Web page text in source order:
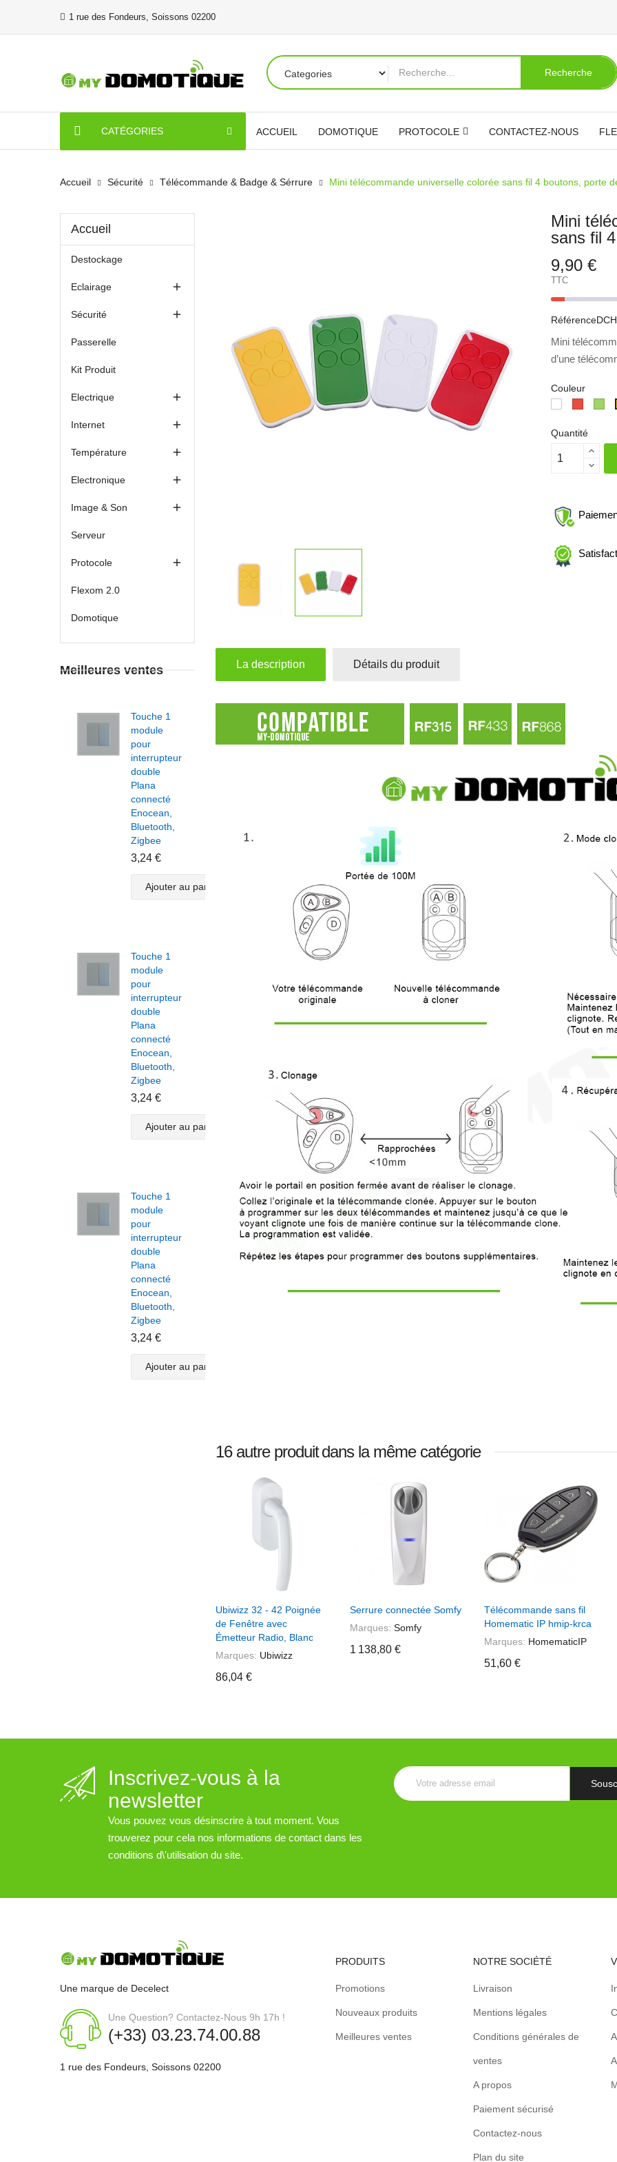
1 rue des Fondeurs, Soissons 02200
Recherche
CATÉGORIES ACCUEIL DOMOTIQUE PROTOCOLE CONTACTEZ-NOUS
Accueil Sécurité Télécommande & Badge & Sérrure Mini télécommande universelle colorée sans fil 4 boutons, porte
Accueil
Destockage
Eclairage 
Sécurité 
Passerelle
Kit Produit
Electrique 
Internet 
Température 
Electronique 
Image & Son 
Serveur
Protocole 
Flexom 2.0
Domotique
Meilleures ventes
Touche 1
module
pour
interrupteur
double
Plana
connecté
Enocean,
Bluetooth,
Zigbee
3,24 €
Ajouter au panier
Touche 1
module
pour
interrupteur
double
Plana
connecté
Enocean,
Bluetooth,
Zigbee
3,24 €
Ajouter au panier
Touche 1
module
pour
interrupteur
double
Plana
connecté
Enocean,
Bluetooth,
Zigbee
3,24 €
Ajouter au panier
Touche 1
module
pour
Ajouter au panier
Touche 1
volet
roulant
interrupteur
Enocean,
Bluetooth,
Zigbee
3,82 €
Ajouter au panier
Touche 1
module
volet
roulant
interrupteur
module
volet
interrupteur
Plana
3,82 €
Ajouter au panier
Touche 1
module
roulant
connecté
Enocean,
Bluetooth,
Zigbee
3,82 €
Ajouter au panier
Mini
sans fil
9,90 €
TTC
Référence
Mini
d’une
Couleur
Quantité
La description Détails du produit
16 autre produit dans la même catégorie
+ Ajouter Au Panier
Ubiwizz 32 - 42 Poignée
de Fenêtre avec
Émetteur Radio, Blanc
Marques: Ubiwizz
86,04 €
+ Ajouter Au Panier
Serrure connectée Somfy
Marques: Somfy
1 138,80 €
+ Ajouter Au Panier
Télécommande sans fil
Homematic IP hmip-krca
Marques: HomematicIP
51,60 €
Inscrivez-vous à la
newsletter
Vous pouvez vous désinscrire à tout moment. Vous
trouverez pour cela nos informations de contact dans les
conditions d\'utilisation du site.
Une marque de Decelect
Une Question? Contactez-Nous 9h 17h !
(+33) 03.23.74.00.88
1 rue des Fondeurs, Soissons 02200
PRODUITS
Promotions
Nouveaux produits
Meilleures ventes
NOTRE SOCIÉTÉ
Livraison
Mentions légales
Conditions générales de
ventes
A propos
Paiement sécurisé
Contactez-nous
Plan du site